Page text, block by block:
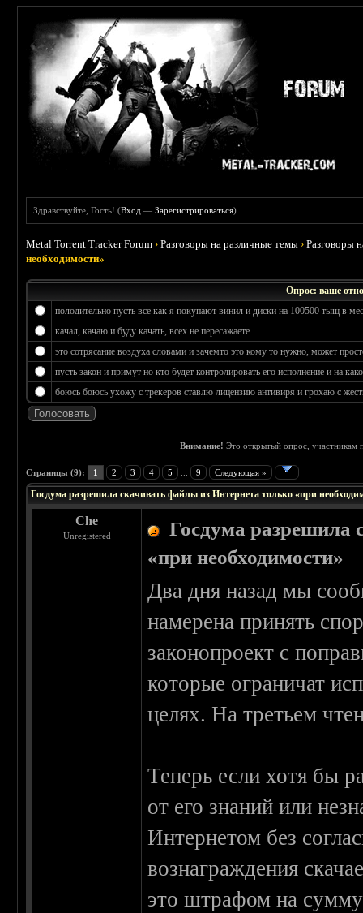
Здравствуйте, Гость! (Вход —Зарегистрироваться)
Metal Torrent Tracker Forum ›Разговоры на различные темы ›Разговоры
необходимости»
Опрос: ваше
полодительно пусть все как я покупают винил и диски на 100500 тыщ в
качал, качаю и буду качать, всех не пересажаете
это сотрясание воздуха словами и зачемто это кому то нужно, может
пусть закон и примут но кто будет контролировать его исполнение и на
боюсь боюсь ухожу с трекеров ставлю лицензию антивиря и грохаю с
Внимание! Это открытый опрос, участникам
Страницы (9): 1 2 3 4 5 9 Следующая »
Госдума разрешила скачивать файлы из Интернета только «при
Che
Unregistered
Госдума разрешила
«при необходимости»
Два дня назад мы
намерена принять
законопроект с
которые ограничат
целях. На третьем
Теперь если хотя бы
от его знаний или
Интернетом без
вознаграждения
это штрафом на